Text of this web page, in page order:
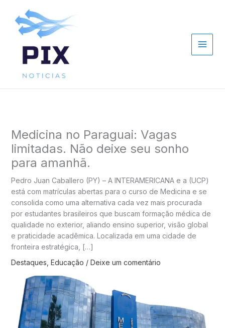
conteúdo
Medicina no Paraguai: Vagas
limitadas. Não deixe seu sonho
para amanhã.
Pedro Juan Caballero (PY) – A INTERAMERICANA e a (UCP)
está com matrículas abertas para o curso de Medicina e se
consolida como uma alternativa cada vez mais procurada
por estudantes brasileiros que buscam formação médica de
qualidade no exterior, aliando ensino superior, visão global
e praticidade acadêmica. Localizada em uma cidade de
fronteira estratégica, […]
Destaques Educação / Deixe um comentário